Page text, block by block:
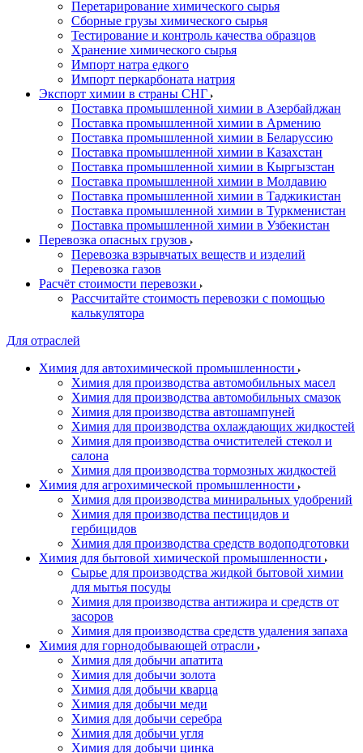
Перетарирование химического сырья
Сборные грузы химического сырья
Тестирование и контроль качества образцов
Хранение химического сырья
Импорт натра едкого
Импорт перкарбоната натрия
Экспорт химии в страны СНГ
Поставка промышленной химии в Азербайджан
Поставка промышленной химии в Армению
Поставка промышленной химии в Беларуссию
Поставка промышленной химии в Казахстан
Поставка промышленной химии в Кыргызстан
Поставка промышленной химии в Молдавию
Поставка промышленной химии в Таджикистан
Поставка промышленной химии в Туркменистан
Поставка промышленной химии в Узбекистан
Перевозка опасных грузов
Перевозка взрывчатых веществ и изделий
Перевозка газов
Расчёт стоимости перевозки
Рассчитайте стоимость перевозки с помощью
калькулятора
Для отраслей
Химия для автохимической промышленности
Химия для производства автомобильных масел
Химия для производства автомобильных смазок
Химия для производства автошампуней
Химия для производства охлаждающих жидкостей
Химия для производства очистителей стекол и
салона
Химия для производства тормозных жидкостей
Химия для агрохимической промышленности
Химия для производства миниральных удобрений
Химия для производства пестицидов и
гербицидов
Химия для производства средств водоподготовки
Химия для бытовой химической промышленности
Сырье для производства жидкой бытовой химии
для мытья посуды
Химия для производства антижира и средств от
засоров
Химия для производства средств удаления запаха
Химия для горнодобывающей отрасли
Химия для добычи апатита
Химия для добычи золота
Химия для добычи кварца
Химия для добычи меди
Химия для добычи серебра
Химия для добычи угля
Химия для добычи цинка